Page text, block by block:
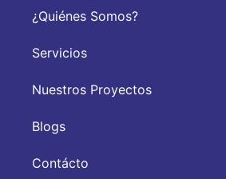
¿Quiénes Somos?
Servicios
Nuestros Proyectos
Blogs
Contácto